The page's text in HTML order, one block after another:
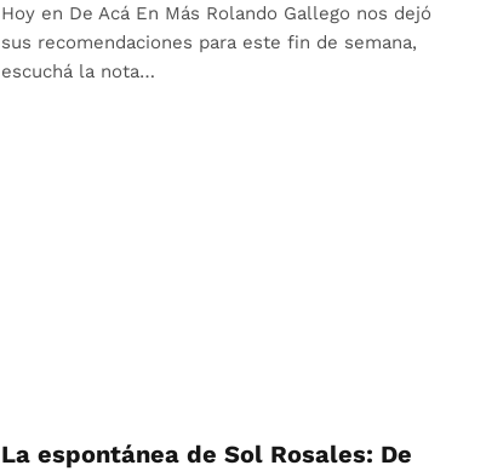
Hoy en De Acá En Más Rolando Gallego nos dejó
sus recomendaciones para este fin de semana,
escuchá la nota…
La espontánea de Sol Rosales: De